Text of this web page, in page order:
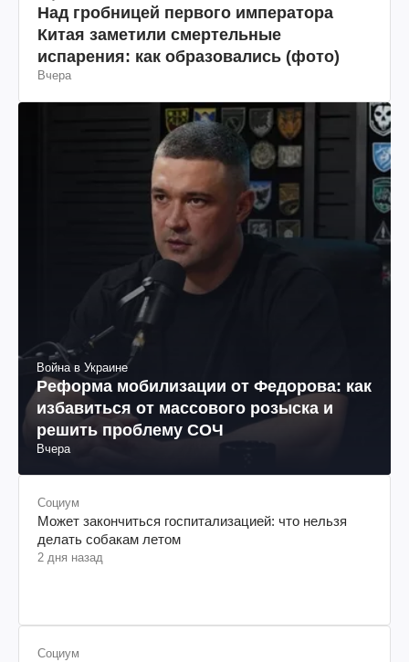
Над гробницей первого императора
Китая заметили смертельные
испарения: как образовались (фото)
Вчера
Война в Украине
Реформа мобилизации от Федорова: как
избавиться от массового розыска и
решить проблему СОЧ
Вчера
Социум
Может закончиться госпитализацией: что нельзя
делать собакам летом
2 дня назад
Социум